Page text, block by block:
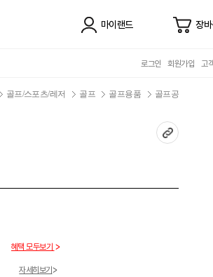
마이랜드 장
로그인 회원가입 고
골프/스포츠/레저 골프 골프용품 골프공
혜택 모두보기
자세히보기